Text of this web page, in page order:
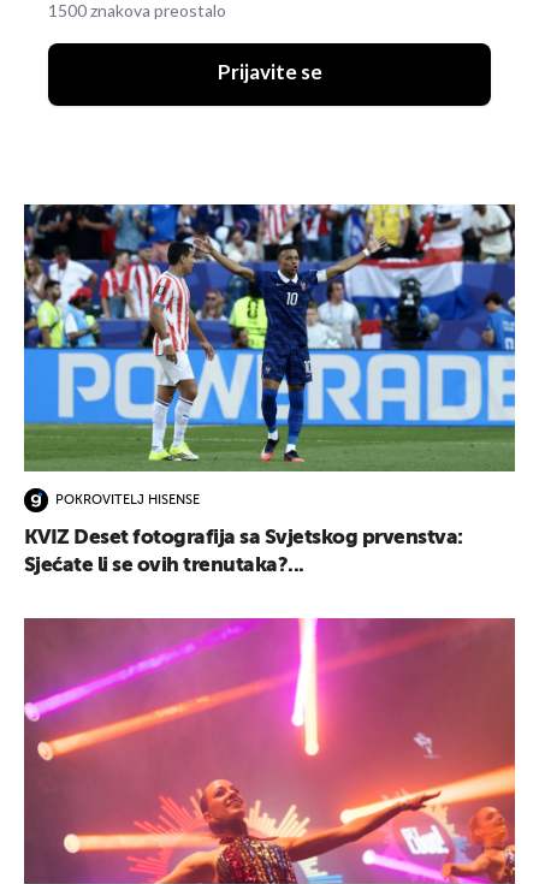
1500 znakova preostalo
Prijavite se
POKROVITELJ HISENSE
KVIZ Deset fotografija sa Svjetskog prvenstva:
Sjećate li se ovih trenutaka?...